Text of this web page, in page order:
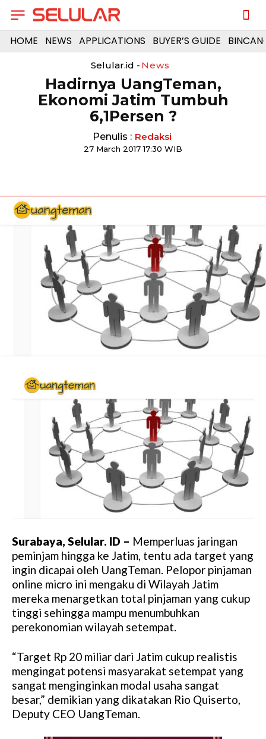
HOME NEWS APPLICATIONS BUYER’S GUIDE
Selular.id - News
​Hadirnya UangTeman,
Ekonomi Jatim Tumbuh
6,1Persen ?
Penulis : Redaksi
27 March 2017 17:30 WIB
Surabaya, Selular. ID – Memperluas jaringan
peminjam hingga ke Jatim, tentu ada target yang
ingin dicapai oleh UangTeman. Pelopor pinjaman
online micro ini mengaku di Wilayah Jatim
mereka menargetkan total pinjaman yang cukup
tinggi sehingga mampu menumbuhkan
perekonomian wilayah setempat.
“Target Rp 20 miliar dari Jatim cukup realistis
mengingat potensi masyarakat setempat yang
sangat menginginkan modal usaha sangat
besar,” demikian yang dikatakan Rio Quiserto,
Deputy CEO UangTeman.